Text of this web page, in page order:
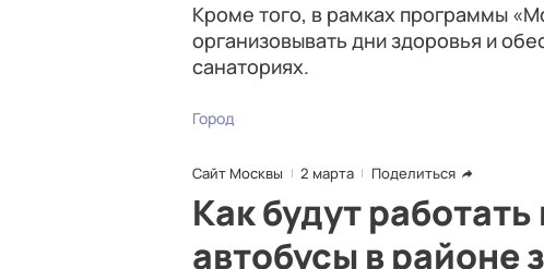
Кроме того, в рамках программы
организовывать дни здоровья и
санаториях.
Город
Сайт Москвы 2 марта Поделиться
Как будут
автобусы в районе